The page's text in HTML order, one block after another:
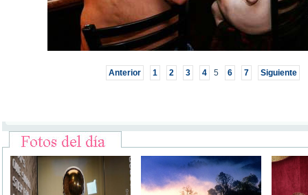
Anterior 1 2 3 4 5 6 7 Siguiente